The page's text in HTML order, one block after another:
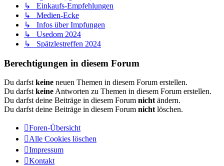
↳ Einkaufs-Empfehlungen
↳ Medien-Ecke
↳ Infos über Impfungen
↳ Usedom 2024
↳ Spätzlestreffen 2024
Berechtigungen in diesem Forum
Du darfst keine neuen Themen in diesem Forum erstellen.
Du darfst keine Antworten zu Themen in diesem Forum erstellen.
Du darfst deine Beiträge in diesem Forum nicht ändern.
Du darfst deine Beiträge in diesem Forum nicht löschen.
Foren-Übersicht
Alle Cookies löschen
Impressum
Kontakt